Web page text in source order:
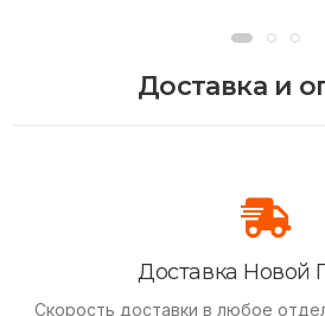
Доставка и
Доставка Новой
Скорость доставки в любое